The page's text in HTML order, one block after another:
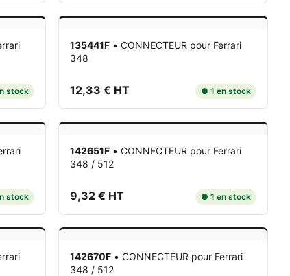
stock
135441F • CONNECTEUR pour Ferrari
348
12,33 € HT ● 1 en stock
stock
142651F • CONNECTEUR pour Ferrari
348 / 512
9,32 € HT ● 1 en stock
142670F • CONNECTEUR pour Ferrari
348 / 512